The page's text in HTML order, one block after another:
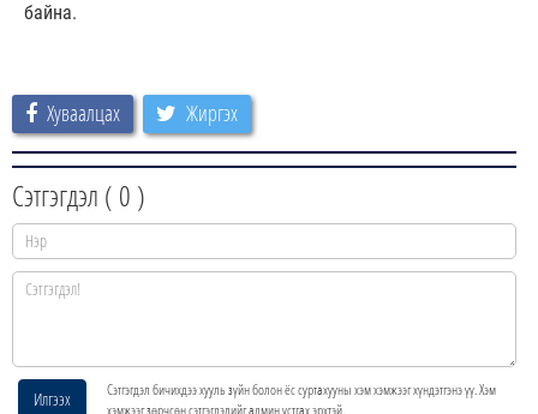
байна.
Хуваалцах Жиргэх
Сэтгэгдэл ( 0 )
Илгээх
Сэтгэгдэл бичихдээ хууль зүйн болон ёс суртахууны хэм хэмжээг хүндэтгэнэ үү. Хэм